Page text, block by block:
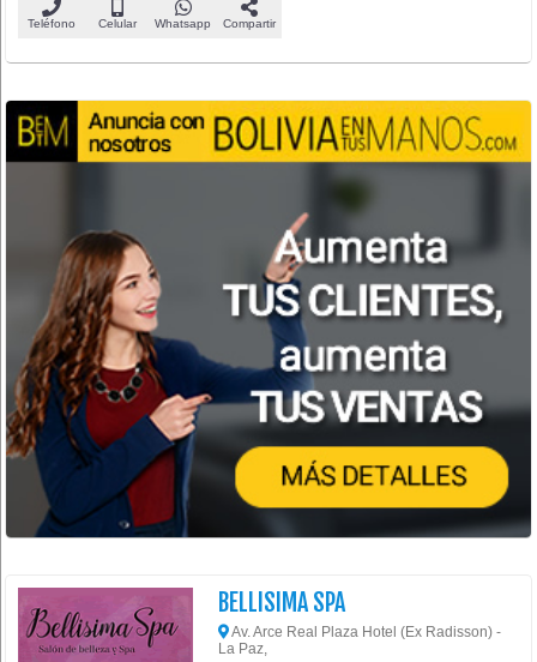
Teléfono Celular Whatsapp Compartir
BELLISIMA SPA
Av. Arce Real Plaza Hotel (Ex Radisson) -
La Paz,